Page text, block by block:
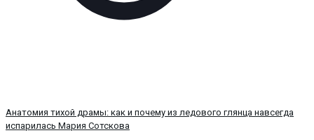
Анатомия тихой драмы: как и почему из ледового глянца навсегда
испарилась Мария Сотскова